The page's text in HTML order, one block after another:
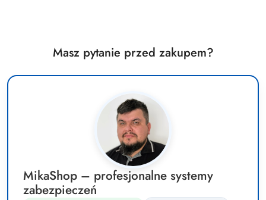
Masz pytanie przed zakupem?
MikaShop – profesjonalne systemy
zabezpieczeń